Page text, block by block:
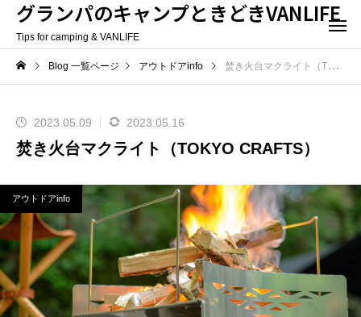
グランパのキャンプときどきVANLIFE
Tips for camping & VANLIFE
Blog 一覧ページ アウトドアinfo 焚き火台マクライト（TOKYO CRAFTS）
2023.05.09 2023.05.16
焚き火台マクライト（TOKYO CRAFTS）
アウトドアinfo